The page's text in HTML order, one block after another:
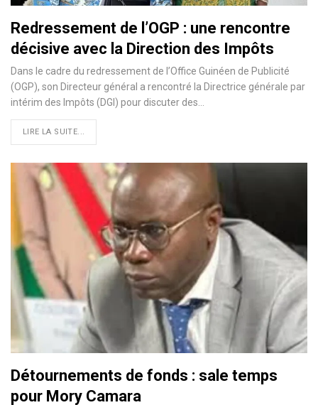
Redressement de l’OGP : une rencontre
décisive avec la Direction des Impôts
Dans le cadre du redressement de l’Office Guinéen de Publicité
(OGP), son Directeur général a rencontré la Directrice générale par
intérim des Impôts (DGI) pour discuter des…
LIRE LA SUITE...
Détournements de fonds : sale temps
pour Mory Camara